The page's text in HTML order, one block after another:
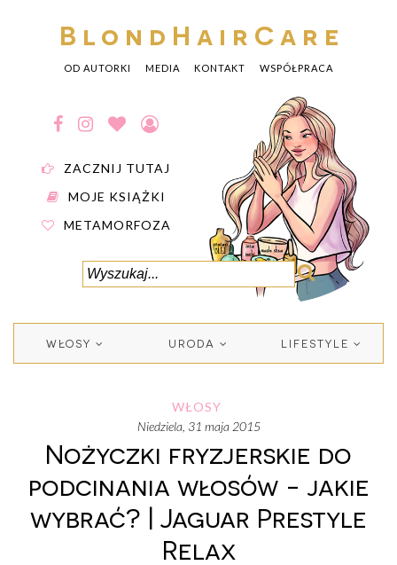
BlondHairCare
OD AUTORKI MEDIA KONTAKT WSPÓŁPRACA
ZACZNIJ TUTAJ
MOJE KSIĄŻKI
METAMORFOZA
WŁOSY URODA LIFESTYLE
WŁOSY
niedziela, 31 maja 2015
Nożyczki fryzjerskie do
podcinania włosów - jakie
wybrać? | Jaguar Prestyle
Relax